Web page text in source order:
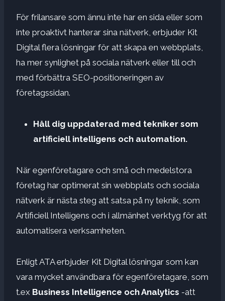
För frilansare som ännu inte har en sida eller som
inte proaktivt hanterar sina nätverk, erbjuder Kit
Digital flera lösningar för att skapa en webbplats,
ha mer synlighet på sociala nätverk eller till och
med förbättra SEO-positioneringen av
företagssidan.
Håll dig uppdaterad med tekniker som
artificiell intelligens och automation.
När egenföretagare och små och medelstora
företag har optimerat sin webbplats och sociala
nätverk är nästa steg att satsa på ny teknik, som
Artificiell Intelligens och i allmänhet verktyg för att
automatisera verksamheten.
Enligt ATA erbjuder Kit Digital lösningar som kan
vara mycket användbara för egenföretagare, som
t.ex Business Intelligence och Analytics -att